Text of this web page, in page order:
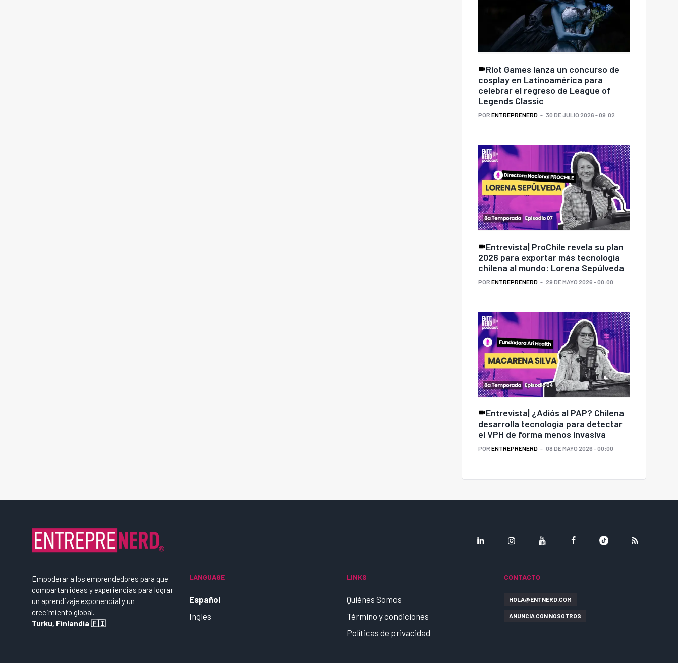
Riot Games lanza un concurso de
cosplay en Latinoamérica para
celebrar el regreso de League of
Legends Classic
POR ENTREPRENERD 30 DE JULIO 2026 - 09:02
Entrevista| ProChile revela su plan
2026 para exportar más tecnología
chilena al mundo: Lorena Sepúlveda
POR ENTREPRENERD 29 DE MAYO 2026 - 00:00
Entrevista| ¿Adiós al PAP? Chilena
desarrolla tecnología para detectar
el VPH de forma menos invasiva
POR ENTREPRENERD 08 DE MAYO 2026 - 00:00
Empoderar a los emprendedores para que
compartan ideas y experiencias para lograr
un aprendizaje exponencial y un
crecimiento global.
Turku, Finlandia 🇫🇮
LANGUAGE
Español
Ingles
LINKS
Quiénes Somos
Término y condiciones
Políticas de privacidad
CONTACTO
HOLA@ENTNERD.COM
ANUNCIA CON NOSOTROS